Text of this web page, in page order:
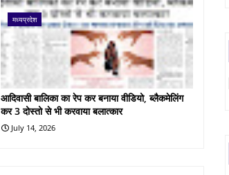
मध्यप्रदेश
आदिवासी बालिका का रेप कर बनाया वीडियो, ब्लैकमेलिंग
कर 3 दोस्तो से भी करवाया बलात्कार
July 14, 2026